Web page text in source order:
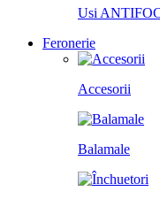
Usi
Feronerie
Accesorii
Balamale